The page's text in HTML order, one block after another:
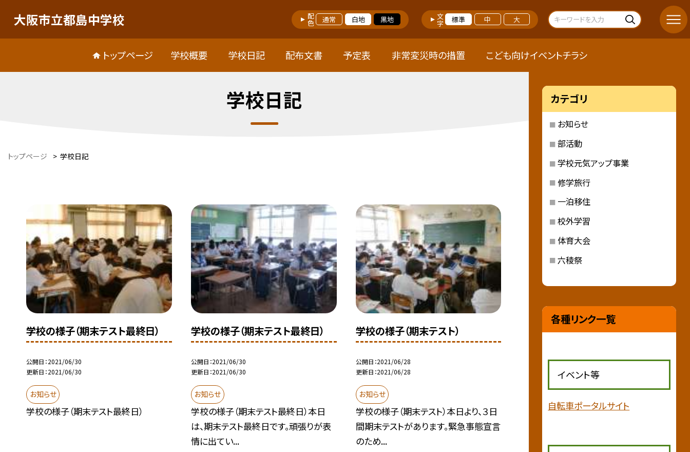
大阪市立都島中学校 配色 通常 白地 黒地 文字 標準 中 大
トップページ 学校概要 学校日記 配布文書 予定表 非常変災時の措置 こども向けイベントチラシ
学校日記
トップページ > 学校日記
学校の様子（期末テスト最終日）
公開日 2021/06/30
更新日 2021/06/30
お知らせ
学校の様子（期末テスト最終日）
学校の様子（期末テスト最終日）
公開日 2021/06/30
更新日 2021/06/30
お知らせ
学校の様子（期末テスト最終日）本日
は、期末テスト最終日です。頑張りが表
情に出てい...
学校の様子（期末テスト）
公開日 2021/06/28
更新日 2021/06/28
お知らせ
学校の様子（期末テスト）本日より、３日
間期末テストがあります。緊急事態宣言
のため...
カテゴリ
お知らせ
部活動
学校元気アップ事業
修学旅行
一泊移住
校外学習
体育大会
六稜祭
各種リンク一覧
イベント等
自転車ポータルサイト